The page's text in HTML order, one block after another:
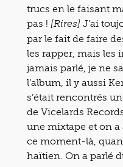
trucs en le faisant
pas ! [Rires] J’ai
par le fait de faire
les rapper, mais les
jamais parlé, je ne
l’album, il y aussi
s’était rencontrés
de Vicelards
une mixtape et on
ce moment-là,
haïtien. On a parlé